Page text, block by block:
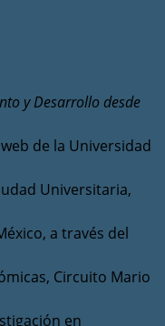
y Desarrollo desde
de la Universidad
Universitaria,
a través del
Circuito Mario
en